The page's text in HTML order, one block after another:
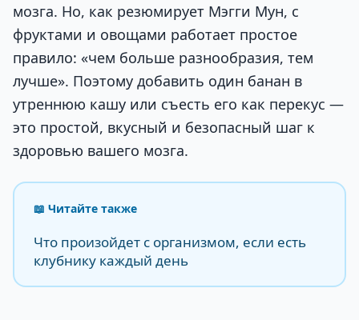
мозга. Но, как резюмирует Мэгги Мун, с
фруктами и овощами работает простое
правило: «чем больше разнообразия, тем
лучше». Поэтому добавить один банан в
утреннюю кашу или съесть его как перекус —
это простой, вкусный и безопасный шаг к
здоровью вашего мозга.
📖 Читайте также
Что произойдет с организмом, если есть
клубнику каждый день